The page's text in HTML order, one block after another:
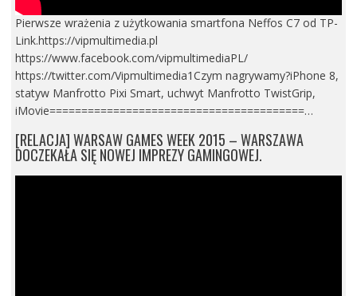
Pierwsze wrażenia z użytkowania smartfona Neffos C7 od TP-
Link.https://vipmultimedia.pl
https://www.facebook.com/vipmultimediaPL/
https://twitter.com/Vipmultimedia1Czym nagrywamy?iPhone 8,
statyw Manfrotto Pixi Smart, uchwyt Manfrotto TwistGrip,
iMovie========================================…
[RELACJA] WARSAW GAMES WEEK 2015 – WARSZAWA
DOCZEKAŁA SIĘ NOWEJ IMPREZY GAMINGOWEJ.